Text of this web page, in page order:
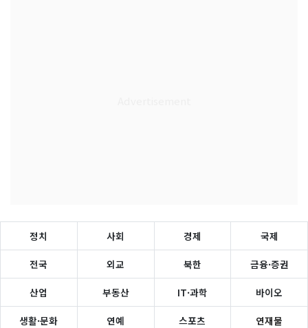
정치 사회 경제 국제
전국 외교 북한 금융·증권
산업 부동산 IT·과학 바이오
생활·문화 연예 스포츠 연재물